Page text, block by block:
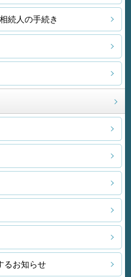
続人の手続き
るお知らせ